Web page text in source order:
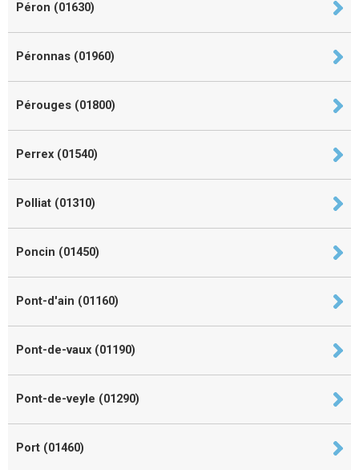
Péron (01630)
Péronnas (01960)
Pérouges (01800)
Perrex (01540)
Polliat (01310)
Poncin (01450)
Pont-d'ain (01160)
Pont-de-vaux (01190)
Pont-de-veyle (01290)
Port (01460)